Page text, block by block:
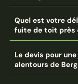
Quel est votre
fuite de toit près
Le devis pour
alentours de